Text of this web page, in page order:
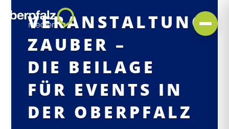
VERANSTALTUNGS-
ZAUBER –
DIE BEILAGE
FÜR EVENTS IN
DER OBERPFALZ